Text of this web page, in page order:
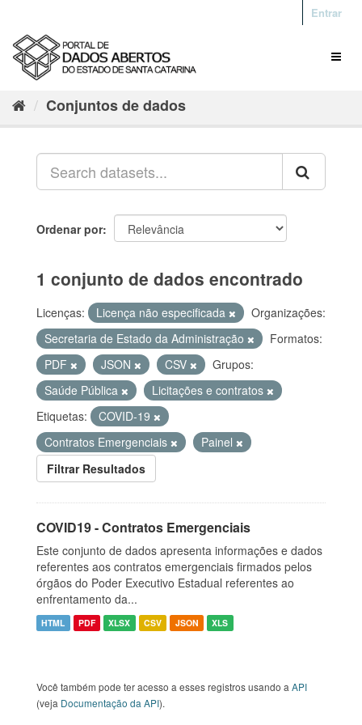
Entrar
Conjuntos de dados
Ordenar por
1 conjunto de dados encontrado
Licenças: Licença não especificada
Organizações:
Secretaria de Estado da Administração
Formatos:
PDF
JSON CSV
Grupos:
Saúde Pública
Licitações e contratos
Etiquetas:
COVID-19
Contratos Emergenciais
Painel
Filtrar Resultados
COVID19 - Contratos Emergenciais
Este conjunto de dados apresenta informações e dados
referentes aos contratos emergenciais firmados pelos
órgãos do Poder Executivo Estadual referentes ao
enfrentamento da...
HTML PDF XLSX CSV JSON XLS
Você também pode ter acesso a esses registros usando a API
(veja Documentação da API).